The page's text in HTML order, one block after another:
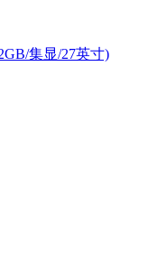
集显/27英寸)